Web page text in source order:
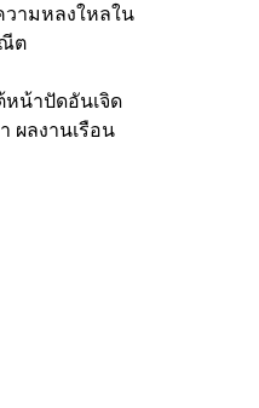
วามหลงใหลใน
ต
น้าปัดอันเจิด
ผลงานเรือน